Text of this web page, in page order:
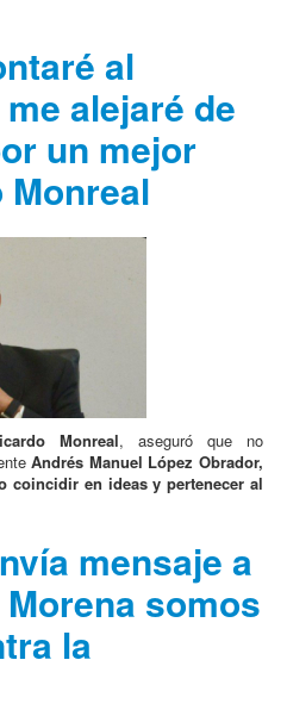
al
alejaré de
un mejor
Monreal, aseguró que no
Andrés Manuel López Obrador,
coincidir en ideas y pertenecer al
mensaje a
somos
la